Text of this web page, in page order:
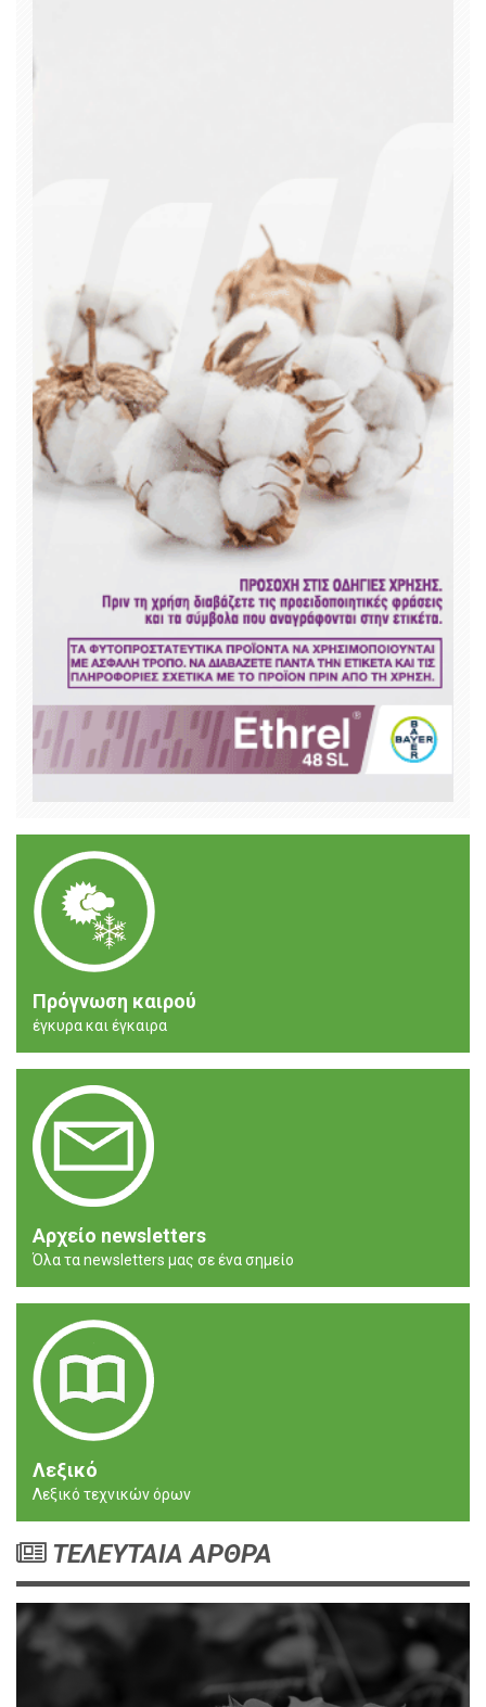
Πρόγνωση καιρού
έγκυρα και έγκαιρα
Αρχείο newsletters
Όλα τα newsletters μας σε ένα σημείο
Λεξικό
Λεξικό τεχνικών όρων
ΤΕΛΕΥΤΑΙΑ ΑΡΘΡΑ